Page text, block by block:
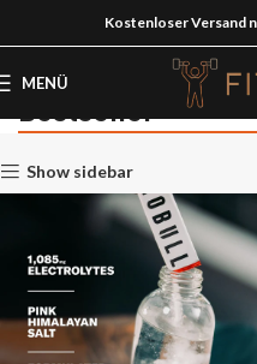
Kostenloser Versand
MENÜ
Bestseller Startseite
Show sidebar